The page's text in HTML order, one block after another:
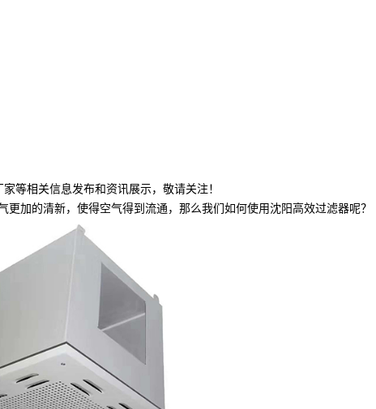
等相关信息发布和资讯展示，敬请关注！
加的清新，使得空气得到流通，那么我们如何使用沈阳高效过滤器呢？